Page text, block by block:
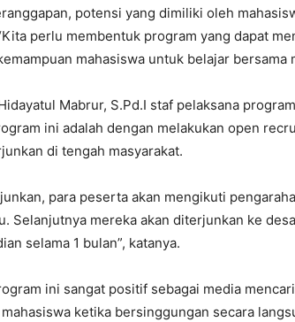
potensi yang dimiliki oleh
perlu membentuk program yang dapat
mahasiswa untuk belajar bersama
Mabrur, S.Pd.I staf pelaksana
ini adalah dengan melakukan open
di tengah masyarakat.
para peserta akan mengikuti
Selanjutnya mereka akan diterjunkan ke
selama 1 bulan”, katanya.
ini sangat positif sebagai media
ketika bersinggungan secara